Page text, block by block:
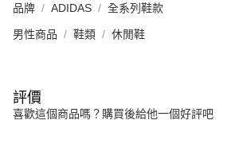
品牌 ADIDAS 全系列鞋款
男性商品 鞋類 休閒鞋
評價
喜歡這個商品嗎？購買後給他一個好評吧